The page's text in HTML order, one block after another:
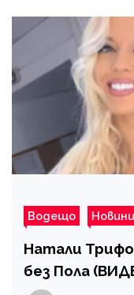
Водещо Новини
Натали
без Пола